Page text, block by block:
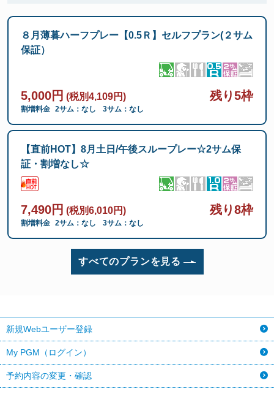
８月薄暮ハーフプレー【0.5Ｒ】セルフプラン(２サム
保証）
5,000円 (税別4,109円) 残り5枠
割増料金 2サム：なし 3サム：なし
【直前HOT】8月土日/午後スループレー☆2サム保
証・割増なし☆
7,490円 (税別6,010円) 残り8枠
割増料金 2サム：なし 3サム：なし
すべてのプランを見る
新規Webユーザー登録
My PGM（ログイン）
予約内容の変更・確認